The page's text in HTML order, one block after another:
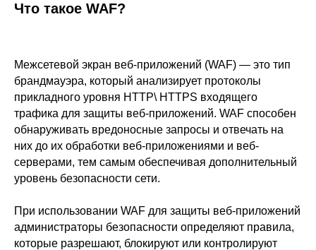
Что такое WAF?
Межсетевой экран веб-приложений (WAF) — это тип
брандмауэра, который анализирует протоколы
прикладного уровня HTTP\ HTTPS входящего
трафика для защиты веб-приложений. WAF способен
обнаруживать вредоносные запросы и отвечать на
них до их обработки веб-приложениями и веб-
серверами, тем самым обеспечивая дополнительный
уровень безопасности сети.
При использовании WAF для защиты веб-приложений
администраторы безопасности определяют правила,
которые разрешают, блокируют или контролируют